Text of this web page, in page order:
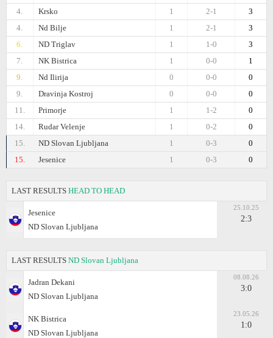
4.
Krsko 3
2-1
1
4.
Nd Bilje 3
2-1
1
6.
ND Triglav 3
1-0
1
7.
NK Bistrica 1
0-0
1
9.
Nd Ilirija 0
0-0
0
9.
Dravinja Kostroj 0
0-0
0
11.
Primorje 0
1-2
1
14.
Rudar Velenje 0
0-2
1
15.
ND Slovan Ljubljana 0
0-3
1
15.
Jesenice 0
0-3
1
LAST RESULTS HEAD TO HEAD
Jesenice
ND Slovan Ljubljana
25.10.25
2:3
LAST RESULTS ND Slovan Ljubljana
Jadran Dekani
ND Slovan Ljubljana
08.08.26
3:0
NK Bistrica
ND Slovan Ljubljana
23.05.26
1:0